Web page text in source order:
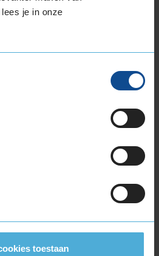
je in onze
toestaan
Veilig & Zeker